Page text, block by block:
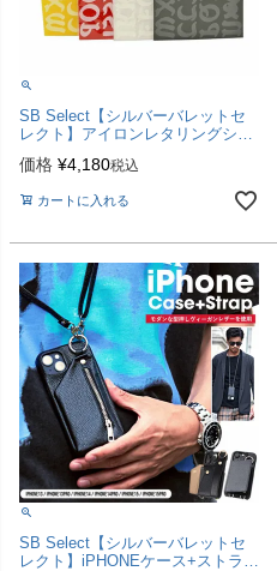
SB Select【シルバーバレットセ
レクト】アイロンレタリングシー
価格 ¥4,180税込
カートに入れる
SB Select【シルバーバレットセ
レクト】iPHONEケース+ストラッ